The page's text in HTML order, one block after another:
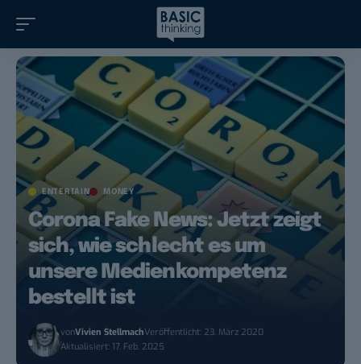
ENTERTAIN MONEY
Corona Fake News: Jetzt zeigt
sich, wie schlecht es um
unsere Medienkompetenz
bestellt ist
vonVivien StellmachVeröffentlicht: 23. März 2020
Aktualisiert: 17. Feb. 2025